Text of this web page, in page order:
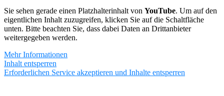
Sie sehen gerade einen Platzhalterinhalt von YouTube. Um auf den
eigentlichen Inhalt zuzugreifen, klicken Sie auf die Schaltfläche
unten. Bitte beachten Sie, dass dabei Daten an Drittanbieter
weitergegeben werden.
Mehr Informationen
Inhalt entsperren
Erforderlichen Service akzeptieren und Inhalte entsperren